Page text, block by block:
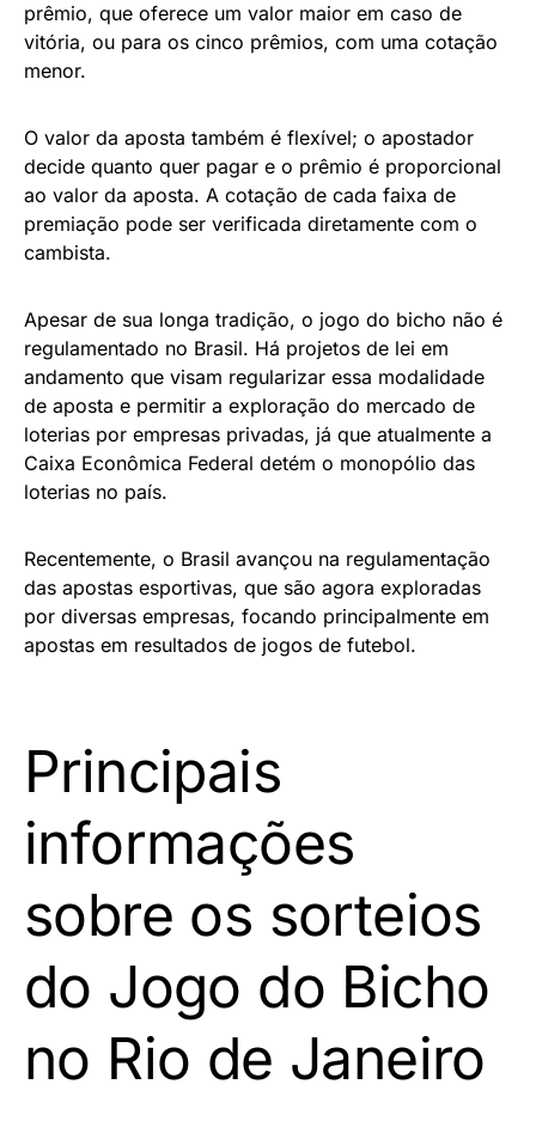
prêmio, que oferece um valor maior em caso de
vitória, ou para os cinco prêmios, com uma cotação
menor.
O valor da aposta também é flexível; o apostador
decide quanto quer pagar e o prêmio é proporcional
ao valor da aposta. A cotação de cada faixa de
premiação pode ser verificada diretamente com o
cambista.
Apesar de sua longa tradição, o jogo do bicho não é
regulamentado no Brasil. Há projetos de lei em
andamento que visam regularizar essa modalidade
de aposta e permitir a exploração do mercado de
loterias por empresas privadas, já que atualmente a
Caixa Econômica Federal detém o monopólio das
loterias no país.
Recentemente, o Brasil avançou na regulamentação
das apostas esportivas, que são agora exploradas
por diversas empresas, focando principalmente em
apostas em resultados de jogos de futebol.
Principais
informações
sobre os sorteios
do Jogo do Bicho
no Rio de Janeiro